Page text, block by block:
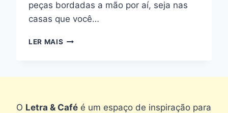
peças bordadas a mão por aí, seja nas
casas que você…
LER MAIS BORDADOS
ARTE
O Letra & Café é um espaço de inspiração para